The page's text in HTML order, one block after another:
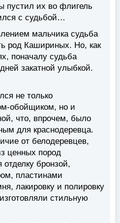
пустил их во флигель
с судьбой…
мальчика судьба
род Кашириных. Но, как
поначалу судьба
закатной улыбкой.
не только
обойщиком, но и
что, впрочем, было
для краснодеревца.
от белодеревцев,
ценных пород
бронзой,
пластинами
лакировку и полировку
стильную